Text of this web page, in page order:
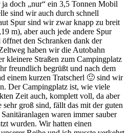
doch „nur“ ein 3,5 Tonnen Mobil
sind wir auch durch schnell
Spur sind wir zwar knapp zu breit
m), aber auch jede andere Spur
den Schranken dank der
haben wir die Autobahn
kleinere Straßen zum Campingplatz
freundlich begrüßt und nach dem
einem kurzen Tratscherl 🙂 sind wir
Der Campingplatz ist, wie viele
Zeit auch, komplett voll, da aber
sehr groß sind, fällt das mit der guten
waren immer sauber
wurden. Wir hatten einen